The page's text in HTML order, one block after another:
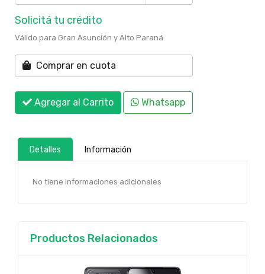
Solicitá tu crédito
Válido para Gran Asunción y Alto Paraná
Comprar en cuota
Agregar al Carrito Whatsapp
Detalles Información
No tiene informaciones adicionales
Productos Relacionados